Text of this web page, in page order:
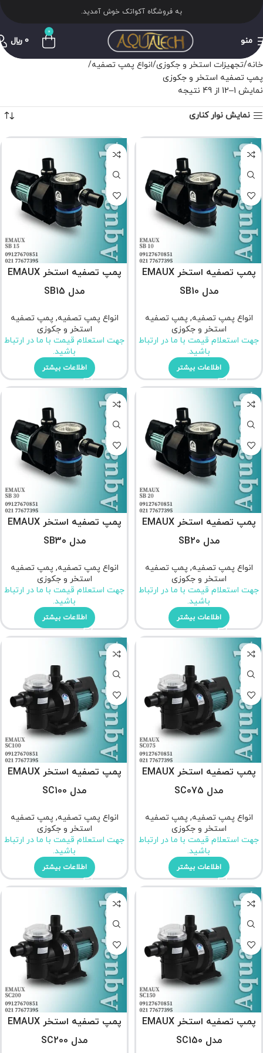
به فروشگاه آکواتک خوش آمدید.
منو
0
0 ﷼
خانه تجهیزات استخر و جکوزی انواع پمپ تصفیه
پمپ تصفیه استخر و جکوزی
نمایش 1–12 از 49 نتیجه
نمایش نوار کناری
پمپ تصفیه استخر EMAUX
مدل SB10
انواع پمپ تصفیه, پمپ تصفیه
استخر و جکوزی
جهت استعلام قیمت با ما در ارتباط
باشید.
اطلاعات بیشتر
پمپ تصفیه استخر EMAUX
مدل SB15
انواع پمپ تصفیه, پمپ تصفیه
استخر و جکوزی
جهت استعلام قیمت با ما در ارتباط
باشید.
اطلاعات بیشتر
پمپ تصفیه استخر EMAUX
مدل SB20
انواع پمپ تصفیه, پمپ تصفیه
استخر و جکوزی
جهت استعلام قیمت با ما در ارتباط
باشید.
اطلاعات بیشتر
پمپ تصفیه استخر EMAUX
مدل SB30
انواع پمپ تصفیه, پمپ تصفیه
استخر و جکوزی
جهت استعلام قیمت با ما در ارتباط
باشید.
اطلاعات بیشتر
پمپ تصفیه استخر EMAUX
مدل SC075
انواع پمپ تصفیه, پمپ تصفیه
استخر و جکوزی
جهت استعلام قیمت با ما در ارتباط
باشید.
اطلاعات بیشتر
پمپ تصفیه استخر EMAUX
مدل SC100
انواع پمپ تصفیه, پمپ تصفیه
استخر و جکوزی
جهت استعلام قیمت با ما در ارتباط
باشید.
اطلاعات بیشتر
پمپ تصفیه استخر EMAUX
مدل SC150
پمپ تصفیه استخر EMAUX
مدل SC200